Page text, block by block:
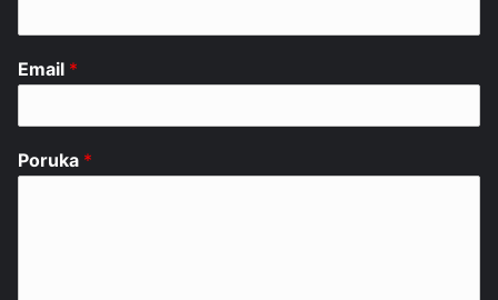
Email *
Poruka *